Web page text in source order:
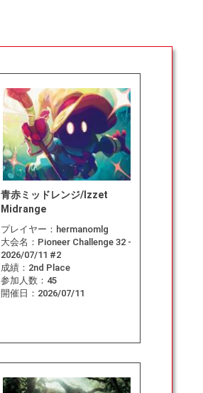
青赤ミッドレンジ/Izzet
Midrange
プレイヤー： hermanomlg
大会名： Pioneer Challenge 32 -
2026/07/11 #2
成績： 2nd Place
参加人数： 45
開催日： 2026/07/11